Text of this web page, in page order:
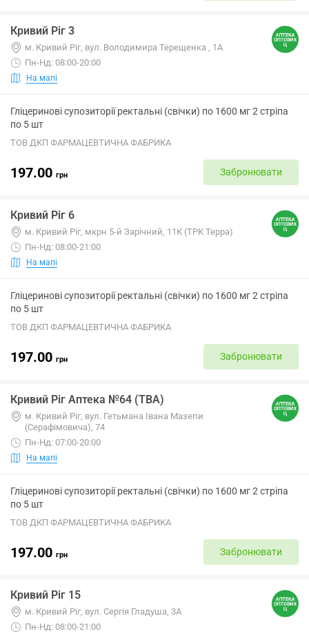
Кривий Ріг 3
м. Кривий Ріг, вул. Володимира Терещенка , 1А
Пн-Нд: 08:00-20:00
На мапі
Гліцеринові супозиторії ректальні (свічки) по 1600 мг 2 стріпа
по 5 шт
ТОВ ДКП ФАРМАЦЕВТИЧНА ФАБРИКА
197.00 грн Забронювати
Кривий Ріг 6
м. Кривий Ріг, мкрн 5-й Зарічний, 11К (ТРК Терра)
Пн-Нд: 08:00-21:00
На мапі
Гліцеринові супозиторії ректальні (свічки) по 1600 мг 2 стріпа
по 5 шт
ТОВ ДКП ФАРМАЦЕВТИЧНА ФАБРИКА
197.00 грн Забронювати
Кривий Ріг Аптека №64 (ТВА)
м. Кривий Ріг, вул. Гетьмана Івана Мазепи
(Серафімовича), 74
Пн-Нд: 07:00-20:00
На мапі
Гліцеринові супозиторії ректальні (свічки) по 1600 мг 2 стріпа
по 5 шт
ТОВ ДКП ФАРМАЦЕВТИЧНА ФАБРИКА
197.00 грн Забронювати
Кривий Ріг 15
м. Кривий Ріг, вул. Сергія Гладуша, 3А
Пн-Нд: 08:00-21:00